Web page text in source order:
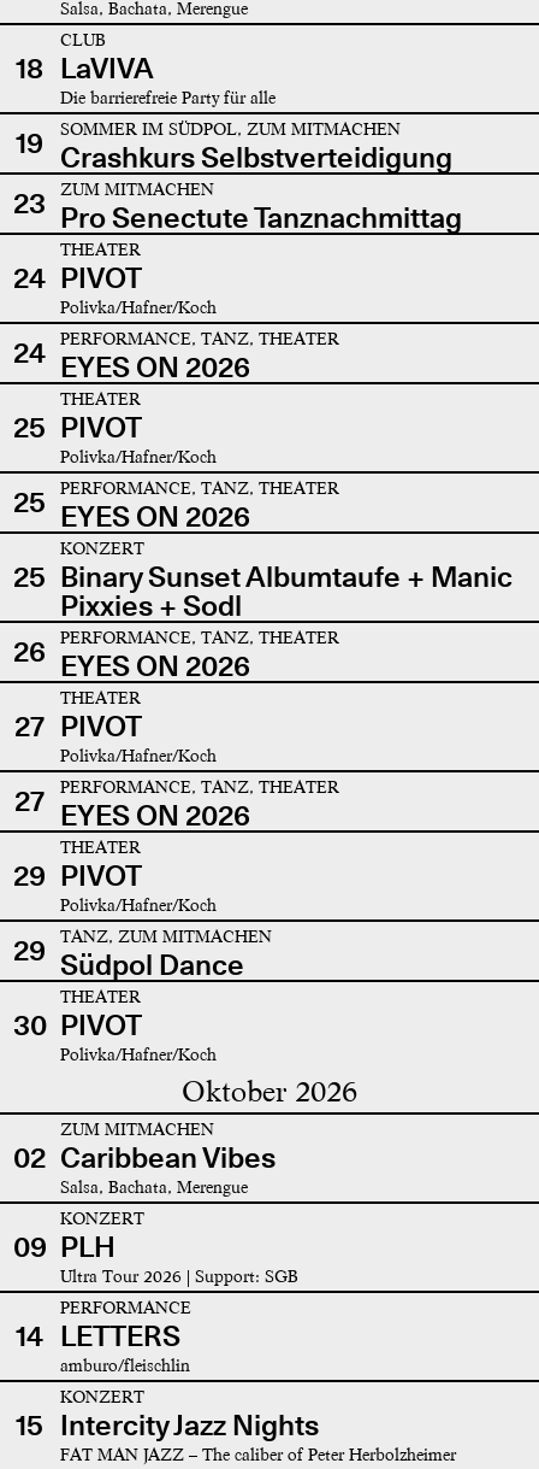
Salsa, Bachata, Merengue
18
CLUB
LaVIVA
Die barrierefreie Party für alle
19 SOMMER IM SÜDPOL, ZUM MITMACHEN
Crashkurs Selbstverteidigung
23
ZUM MITMACHEN
Pro Senectute Tanznachmittag
24
THEATER
PIVOT
Polivka/Hafner/Koch
24 PERFORMANCE, TANZ, THEATER
EYES ON 2026
25
THEATER
PIVOT
Polivka/Hafner/Koch
25 PERFORMANCE, TANZ, THEATER
EYES ON 2026
25
KONZERT
Binary Sunset Albumtaufe + Manic
Pixxies + Sodl
26
PERFORMANCE, TANZ, THEATER
EYES ON 2026
27
THEATER
PIVOT
Polivka/Hafner/Koch
27 PERFORMANCE, TANZ, THEATER
EYES ON 2026
29
THEATER
PIVOT
Polivka/Hafner/Koch
29 TANZ, ZUM MITMACHEN
Südpol Dance
30
THEATER
PIVOT
Polivka/Hafner/Koch
Oktober 2026
02
ZUM MITMACHEN
Caribbean Vibes
Salsa, Bachata, Merengue
09
KONZERT
PLH
Ultra Tour 2026 | Support: SGB
14
PERFORMANCE
LETTERS
amburo/fleischlin
15
KONZERT
Intercity Jazz Nights
FAT MAN JAZZ – The caliber of Peter Herbolzheimer